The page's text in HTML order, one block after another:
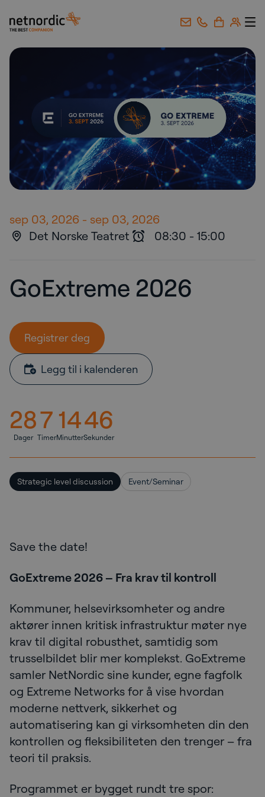
NetNordic Norway
sep 03, 2026 - sep 03, 2026
Det Norske Teatret
08:30 - 15:00
GoExtreme 2026
Registrer deg
Legg til i kalenderen
28
Dager
7
Timer
14
Minutter
45
Sekunder
Strategic level discussion Event/Seminar
Save the date!
GoExtreme 2026 – Fra krav til kontroll
Kommuner, helsevirksomheter og andre
aktører innen kritisk infrastruktur møter nye
krav til digital robusthet, samtidig som
trusselbildet blir mer komplekst. GoExtreme
samler NetNordic sine kunder, egne fagfolk
og Extreme Networks for å vise hvordan
moderne nettverk, sikkerhet og
automatisering kan gi virksomheten din den
kontrollen og fleksibiliteten den trenger – fra
teori til praksis.
Programmet er bygget rundt tre spor: